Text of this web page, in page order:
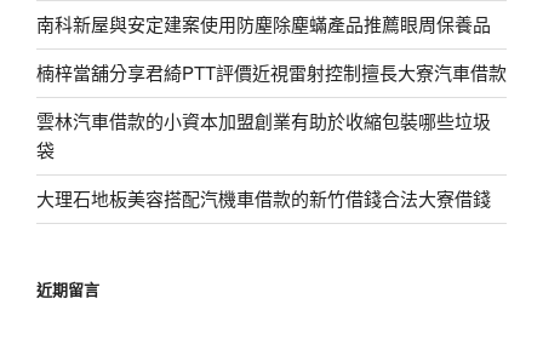
南科新屋與安定建案使用防塵除塵蟎產品推薦眼周保養品
楠梓當舖分享君綺PTT評價近視雷射控制擅長大寮汽車借款
雲林汽車借款的小資本加盟創業有助於收縮包裝哪些垃圾
袋
大理石地板美容搭配汽機車借款的新竹借錢合法大寮借錢
近期留言